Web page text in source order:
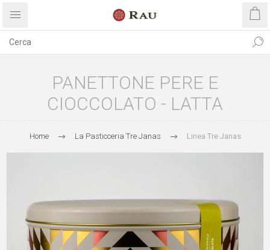
PANETTONE PERE E
CIOCCOLATO - LATTA
Home La Pasticceria Tre Janas Linea Tre Janas